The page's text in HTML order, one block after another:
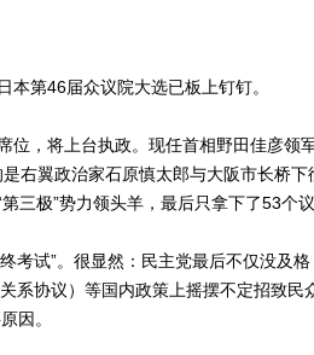
第46届众议院大选已板上钉钉。
，将上台执政。现任首相野田佳彦领
右翼政治家石原慎太郎与大阪市长桥下
三极”势力领头羊，最后只拿下了53个议
试”。很显然：民主党最后不仅没及格
系协议）等国内政策上摇摆不定招致民
因。